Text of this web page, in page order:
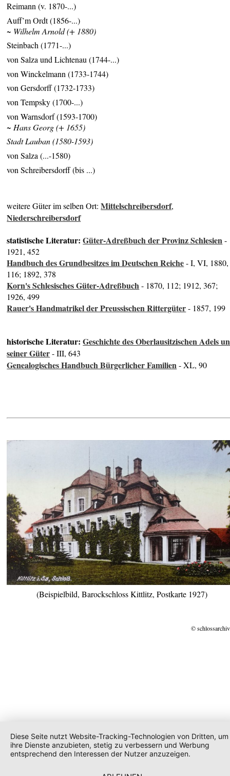
Reimann (v. 1870-...)
Auff’m Ordt (1856-...)
~ Wilhelm Arnold (+ 1880)
Steinbach (1771-...)
von Salza und Lichtenau (1744-...)
von Winckelmann (1733-1744)
von Gersdorff (1732-1733)
von Tempsky (1700-...)
von Warnsdorf (1593-1700)
~ Hans Georg (+ 1655)
Stadt Lauban (1580-1593)
von Salza (...-1580)
von Schreibersdorff (bis ...)
weitere Güter im selben Ort:Mittelschreibersdorf,
Niederschreibersdorf
statistische Literatur:Güter-Adreßbuch der Provinz Schlesien-
1921, 452
Handbuch des Grundbesitzes im Deutschen Reiche- I, VI, 1880,
116; 1892, 378
Korn's Schlesisches Güter-Adreßbuch- 1870, 112; 1912, 367;
1926, 499
Rauer's Handmatrikel der Preussischen Rittergüter- 1857, 199
historische Literatur:Geschichte des Oberlausitzischen Adels
seiner Güter- III, 643
Genealogisches Handbuch Bürgerlicher Familien- XL, 90
(Beispielbild, Barockschloss Kittlitz, Postkarte 1927)
©
Diese Seite nutzt Website-Tracking-Technologien von Dritten, um
ihre Dienste anzubieten, stetig zu verbessern und Werbung
entsprechend den Interessen der Nutzer anzuzeigen.